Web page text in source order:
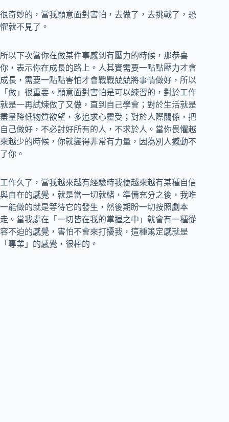
很奇妙的，當我願意面對害怕，去做了，去挑戰了，恐
懼就不見了。
所以下次當你在做某件事感到有壓力的時候，那恭喜
你，表示你在成長的路上。人其實需要一點點壓力才會
成長，需要一點點害怕才會戰戰兢兢將事情做好，所以
「做」很重要。願意面對害怕是可以練習的，對於工作
就是一再試煉做了又做，直到自己學會；對於生活就是
盡量降低物質欲望，多追求心靈受；對於人際關係，把
自己做好，不必討好所有的人，不求於人。當你畏懼越
來越少的時候，你就變得非常有力量，因為別人撼動不
了你。
工作久了，當我越來越有經驗時我便越來越有某種自信
與自在的感覺，就是當一切就緒，準備充分之後，我唯
一能做的就是等待它的發生，然後期盼一切按照劇本
走。當我處在「一切皆在我的掌握之中」就會有一種從
容不迫的感覺，害怕不會來打擾我，這種篤定感就是
「專業」的感覺，很棒的。